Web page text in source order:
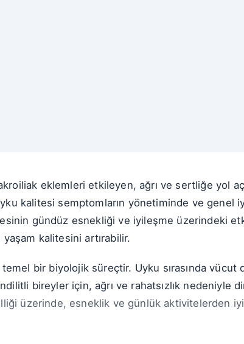
eklemleri etkileyen, ağrı ve sertliğe yol
kalitesi semptomların yönetiminde ve genel
gündüz esnekliği ve iyileşme üzerindeki
kalitesini artırabilir.
bir biyolojik süreçtir. Uyku sırasında vücut
bireyler için, ağrı ve rahatsızlık nedeniyle
üzerinde, esneklik ve günlük aktivitelerden